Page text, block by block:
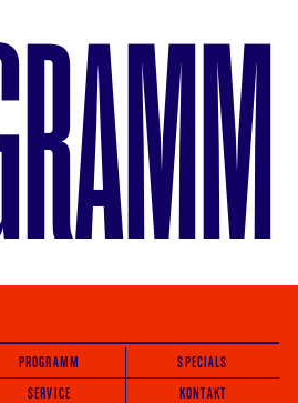
PROGRAMM
SPECIALS
SERVICE KONTAKT